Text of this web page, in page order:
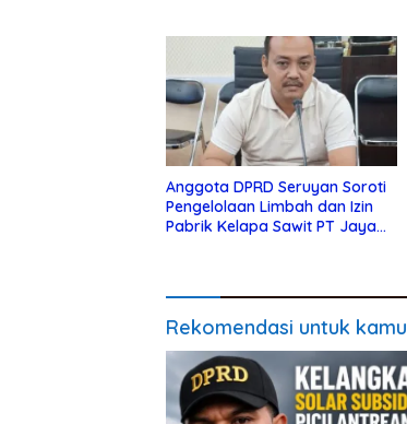
Anggota DPRD Seruyan Soroti
Pengelolaan Limbah dan Izin
Pabrik Kelapa Sawit PT Jaya
Rekomendasi untuk kamu